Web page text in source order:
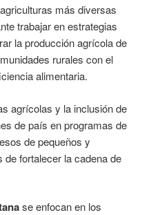
más diversas
trabajar en estrategias
la producción agrícola de
rurales con el
alimentaria.
agrícolas y la inclusión de
de país en programas de
de pequeños y
fortalecer la cadena de
se enfocan en los